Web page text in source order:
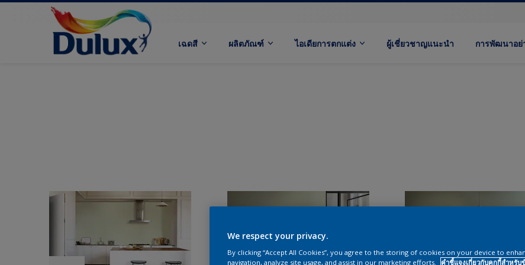
เฉดสี ผลิตภัณฑ์ ไอเดียการตกแต่ง ผู้เชี่ยวชาญแนะนำ การพัฒนาอย่
We respect your privacy.
By clicking “Accept All Cookies”, you agree to the storing of cookies on your device to
navigation, analyze site usage, and assist in our marketing efforts.
คำชี้แจงเกี่ยวกับคุกกี้สำหรับ